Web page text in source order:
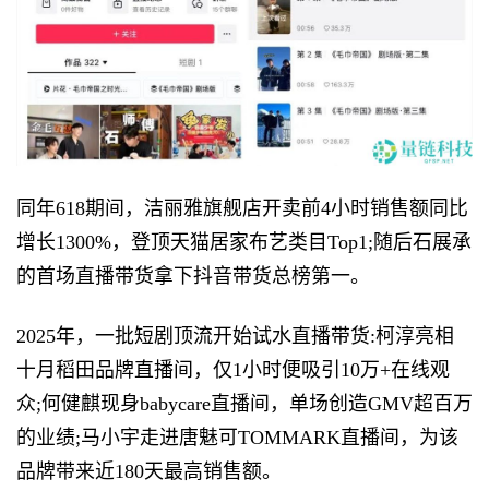
同年618期间，洁丽雅旗舰店开卖前4小时销售额同比
增长1300%，登顶天猫居家布艺类目Top1;随后石展承
的首场直播带货拿下抖音带货总榜第一。
2025年，一批短剧顶流开始试水直播带货:柯淳亮相
十月稻田品牌直播间，仅1小时便吸引10万+在线观
众;何健麒现身babycare直播间，单场创造GMV超百万
的业绩;马小宇走进唐魅可TOMMARK直播间，为该
品牌带来近180天最高销售额。